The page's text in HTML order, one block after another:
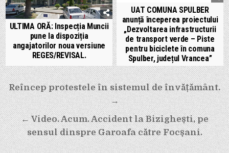
ULTIMA ORĂ: Inspecția Muncii
pune la dispoziția
angajatorilor noua versiune
REGES/REVISAL.
UAT COMUNA SPULBER
anunță începerea proiectului
„Dezvoltarea infrastructurii
de transport verde – Piste
pentru biciclete în comuna
Spulber, județul Vrancea”
Navigare
în
articole
Reîncep protestele în sistemul de învățământ.
→
← Video. Acum. Accident la Bizighești, pe
sensul dinspre Garoafa către Focșani.